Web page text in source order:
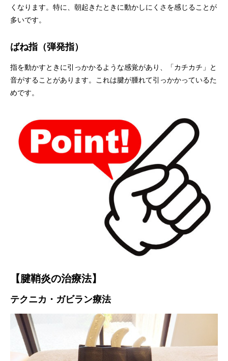
くなります。特に、朝起きたときに動かしにくさを感じることが
多いです。
ばね指（弾発指）
指を動かすときに引っかかるような感覚があり、「カチカチ」と
音がすることがあります。これは腱が腫れて引っかかっているた
めです。
【腱鞘炎の治療法】
テクニカ・ガビラン療法